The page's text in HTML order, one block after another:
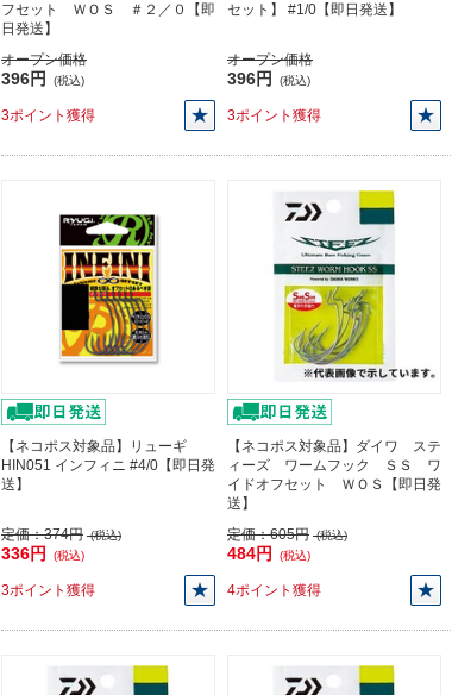
フセット ＷＯＳ ＃２／０【即
日発送】
オープン価格
396円 (税込)
3ポイント獲得
セット】 #1/0【即日発送】
オープン価格
396円 (税込)
3ポイント獲得
【ネコポス対象品】リューギ
HIN051 インフィニ #4/0【即日発
送】
定価：374円 (税込)
336円 (税込)
3ポイント獲得
【ネコポス対象品】ダイワ ステ
ィーズ ワームフック ＳＳ ワ
イドオフセット ＷＯＳ【即日発
送】
定価：605円 (税込)
484円 (税込)
4ポイント獲得